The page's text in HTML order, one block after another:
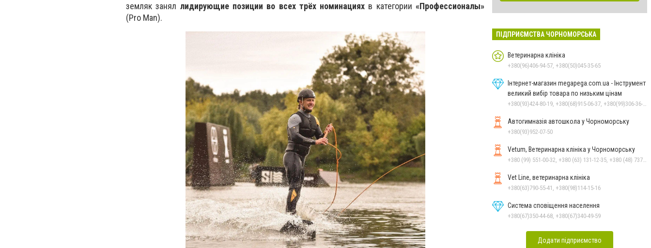
земляк занял лидирующие позиции во всех трёх номинациях в категории«Профессионалы»
(Pro Man).
ПІДПРИЄМСТВА ЧОРНОМОРСЬКА
Ветеринарна клініка
+380(96)406-94-57, +380(50)045-35-65
Інтернет-магазин megapega.com.ua - Інструмент
великий вибір товара по низьким цінам
Автогимназія автошкола у Чорноморську
+380(93)952-07-50
Vetum, Ветеринарна клініка у Чорноморську
Vet Line, ветеринарна клініка
+380(63)790-55-41, +380(98)114-15-16
Система сповіщення населення
+380(67)350-44-68, +380(67)340-49-59
Додати підприємство